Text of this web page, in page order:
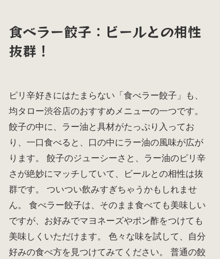
食べラー餃子：ビールとの相性
抜群！
ピリ辛好きにはたまらない「食べラー餃子」も、
均タロー渋谷店のおすすめメニューの一つです。
餃子の中に、ラー油と具材がたっぷり入ってお
り、一口食べると、口の中にラー油の風味が広が
ります。 餃子のジューシーさと、ラー油のピリ辛
さが絶妙にマッチしていて、ビールとの相性は抜
群です。 ついつい飲みすぎちゃうかもしれませ
ん。 食べラー餃子は、そのまま食べても美味しい
ですが、お好みでマヨネーズやポン酢をつけても
美味しくいただけます。 色々な味を試して、自分
好みの食べ方を見つけてみてください。 普通の餃